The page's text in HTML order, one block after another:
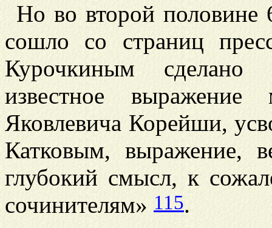
Но во второй половине
сошло со страниц
Курочкиным сделано
известное выражение
Яковлевича Корейши,
Катковым, выражение,
глубокий смысл, к
сочинителям» 115.